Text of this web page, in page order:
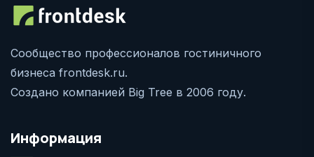
Сообщество профессионалов гостиничного
бизнеса frontdesk.ru.
Создано компанией Big Tree в 2006 году.
Информация